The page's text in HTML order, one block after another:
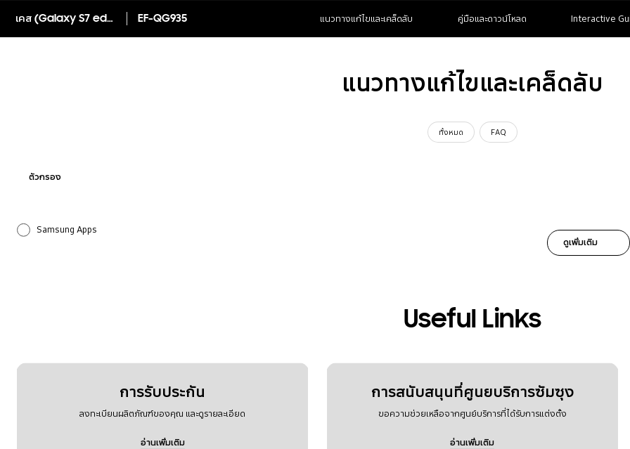
เคส (Galaxy S7 edge) Clear Cover EF-QG935 แนวทางแก้ไขและเคล็ดลับ คู่มือและดาวน์โหลด Interactive
แนวทางแก้ไขและเคล็ดลับ
ทั้งหมด FAQ
ตัวกรอง
Samsung Apps
ดูเพิ่มเติม
Useful Links
การรับประกัน
ลงทะเบียนผลิตภัณฑ์ของคุณ และดูรายละเอียด
อ่านเพิ่มเติม
การสนับสนุนที่ศูนยบริการซัมซุง
ขอความช่วยเหลือจากศูนย์บริการที่ได้รับการแต่งตั้ง
อ่านเพิ่มเติม